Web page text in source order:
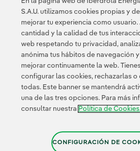
Informes
Sostenibilidad
Nuestros
compromisos
Medio ambiente
Innovación
Proveedores
Portal de
S.A.U. utilizamos cookies propias y
mejorar tu experiencia como usuario.
cantidad y la calidad de tus
web respetando tu privacidad,
anónima tus hábitos de navegación
mejorar continuamente la web.
configurar las cookies, rechazarlas o
todas. Este banner se mantendrá
una de las tres opciones. Para más
consultar nuestra Política de
CONFIGURACIÓN DE